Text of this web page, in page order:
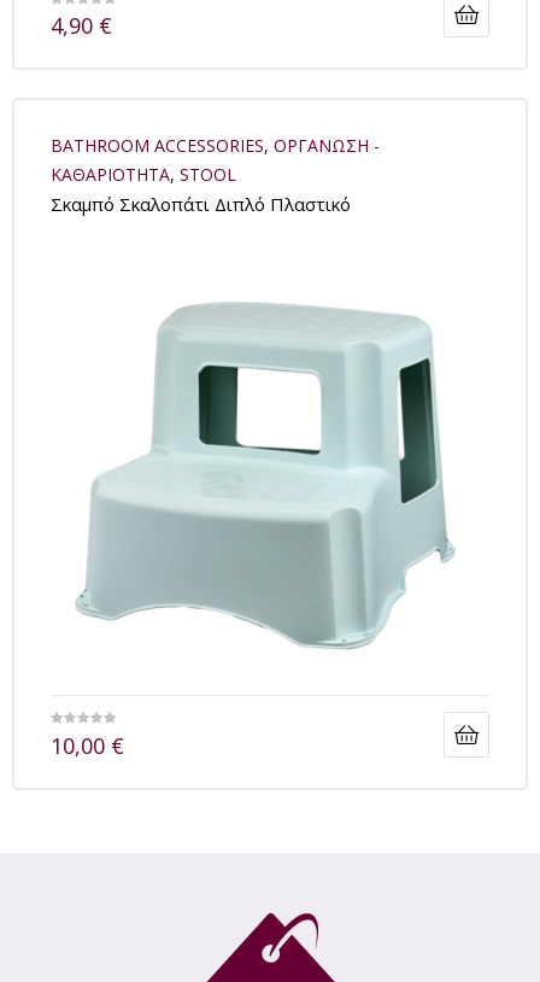
4,90 €
BATHROOM ACCESSORIES, ΟΡΓΑΝΩΣΗ -
ΚΑΘΑΡΙΟΤΗΤΑ, STOOL
Σκαμπό Σκαλοπάτι Διπλό Πλαστικό
10,00 €